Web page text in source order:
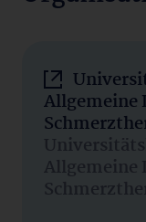
Allgemeine
Allgemeine